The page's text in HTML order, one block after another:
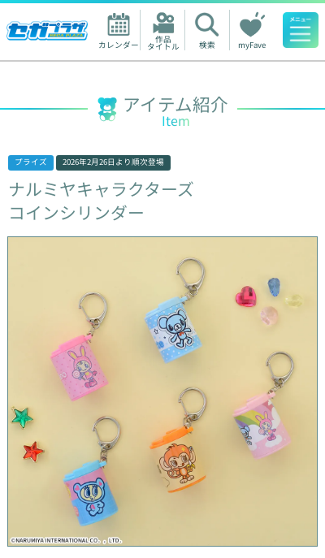
カレンダー 作品
タイトル 検索 myFave
人気ワード
アイテム紹介
Item
プライズ 2026年2月26日 より順次登場
ナルミヤキャラクターズ
コインシリンダー